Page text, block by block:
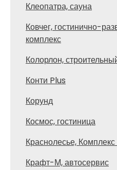
Клеопатра, сауна
Ковчег, гостинично-
комплекс
Колорлон,
Конти Plus
Корунд
Космос, гостиница
Краснолесье, Комплекс
Крафт-М, автосервис